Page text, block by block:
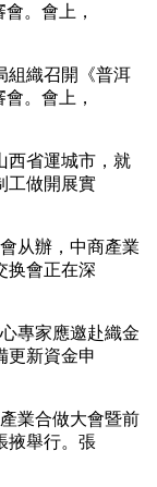
。會上，
織召開《普洱
。會上，
省運城市，就
工做開展實
从辦，中商產業
换會正在深
專家應邀赴織金
更新資金申
業合做大會暨前
掖舉行。張